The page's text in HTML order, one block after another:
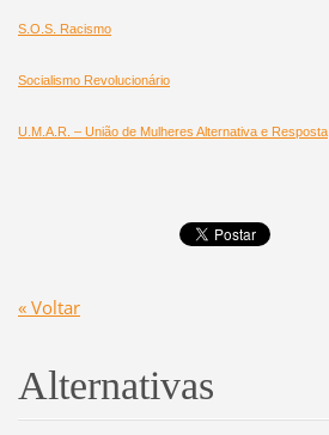
S.O.S. Racismo
Socialismo Revolucionário
U.M.A.R. – União de Mulheres Alternativa e Resposta
« Voltar
Alternativas